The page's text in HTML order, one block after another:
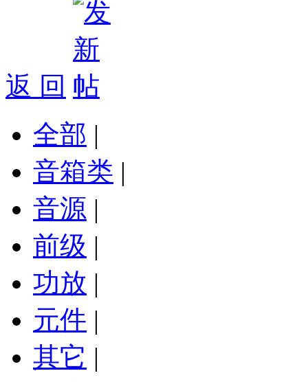
返 回
全部 |
音箱类 |
音源 |
前级 |
功放 |
元件 |
其它 |